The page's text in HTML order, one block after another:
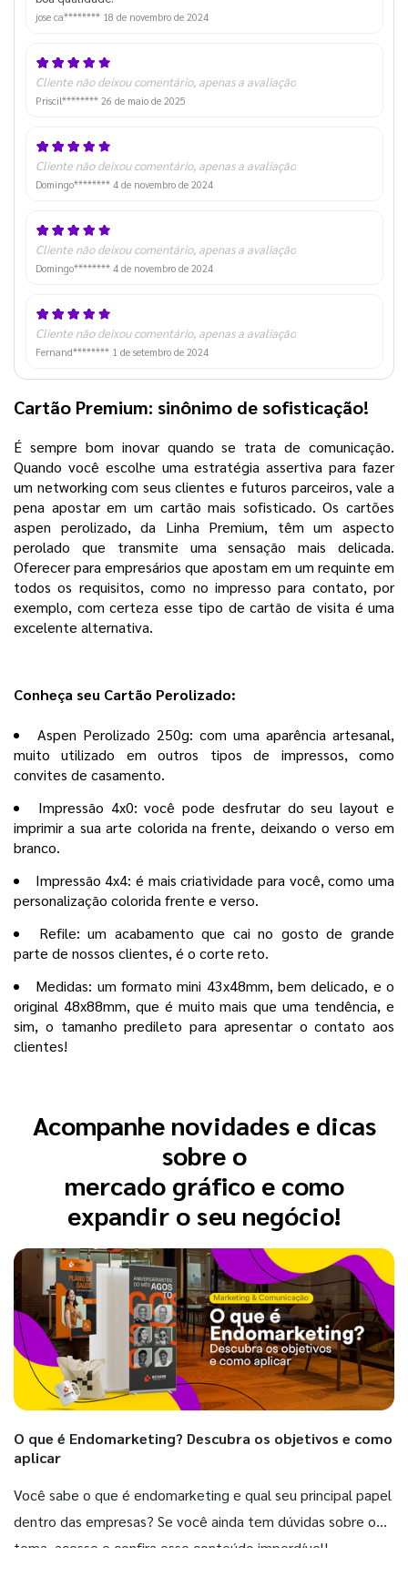
jose ca******** 18 de novembro de 2024
Cliente não deixou comentário, apenas a avaliação
Priscil******** 26 de maio de 2025
Cliente não deixou comentário, apenas a avaliação
Domingo******** 4 de novembro de 2024
Cliente não deixou comentário, apenas a avaliação
Domingo******** 4 de novembro de 2024
Cliente não deixou comentário, apenas a avaliação
Fernand******** 1 de setembro de 2024
Cartão Premium: sinônimo de sofisticação!
É sempre bom inovar quando se trata de comunicação.
Quando você escolhe uma estratégia assertiva para fazer
um networking com seus clientes e futuros parceiros, vale a
pena apostar em um cartão mais sofisticado. Os cartões
aspen perolizado, da Linha Premium, têm um aspecto
perolado que transmite uma sensação mais delicada.
Oferecer para empresários que apostam em um requinte em
todos os requisitos, como no impresso para contato, por
exemplo, com certeza esse tipo de cartão de visita é uma
excelente alternativa.
Conheça seu Cartão Perolizado:
Aspen Perolizado 250g: com uma aparência artesanal,
muito utilizado em outros tipos de impressos, como
convites de casamento.
Impressão 4x0: você pode desfrutar do seu layout e
imprimir a sua arte colorida na frente, deixando o verso em
branco.
Impressão 4x4: é mais criatividade para você, como uma
personalização colorida frente e verso.
Refile: um acabamento que cai no gosto de grande
parte de nossos clientes, é o corte reto.
Medidas: um formato mini 43x48mm, bem delicado, e o
original 48x88mm, que é muito mais que uma tendência, e
sim, o tamanho predileto para apresentar o contato aos
clientes!
Acompanhe novidades e dicas
sobre o
mercado gráfico e como
expandir o seu negócio!
O que é Endomarketing? Descubra os objetivos e como
aplicar
Você sabe o que é endomarketing e qual seu principal papel
dentro das empresas? Se você ainda tem dúvidas sobre o
tema, acesse e confira esse conteúdo imperdível!